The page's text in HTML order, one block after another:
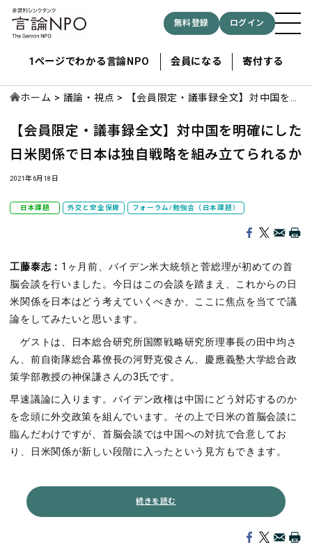
無料登録 ログイン
1ページでわかる言論NPO 会員になる 寄付する
ホーム 議論・視点
【会員限定・議事録全文】対中国を明
組み立てられるか
【会員限定・議事録全文】対中国を明確にした
日米関係で日本は独自戦略を組み立てられるか
2021年6月18日
日本課題 外交と安全保障 フォーラム/勉強会（日本課題）
工藤泰志： 1ヶ月前、バイデン米大統領と菅総理が初めての首
脳会談を行いました。今日はこの会談を踏まえ、これからの日
米関係を日本はどう考えていくべきか、ここに焦点を当てで議
論をしてみたいと思います。
ゲストは、日本総合研究所国際戦略研究所理事長の田中均さ
ん、前自衛隊総合幕僚長の河野克俊さん、慶應義塾大学総合政
策学部教授の神保謙さんの3氏です。
早速議論に入ります。バイデン政権は中国にどう対応するのか
を念頭に外交政策を組んでいます。その上で日米の首脳会談に
臨んだわけですが、首脳会談では中国への対抗で合意してお
り、日米関係が新しい段階に入ったという見方もできます。
続きを読む